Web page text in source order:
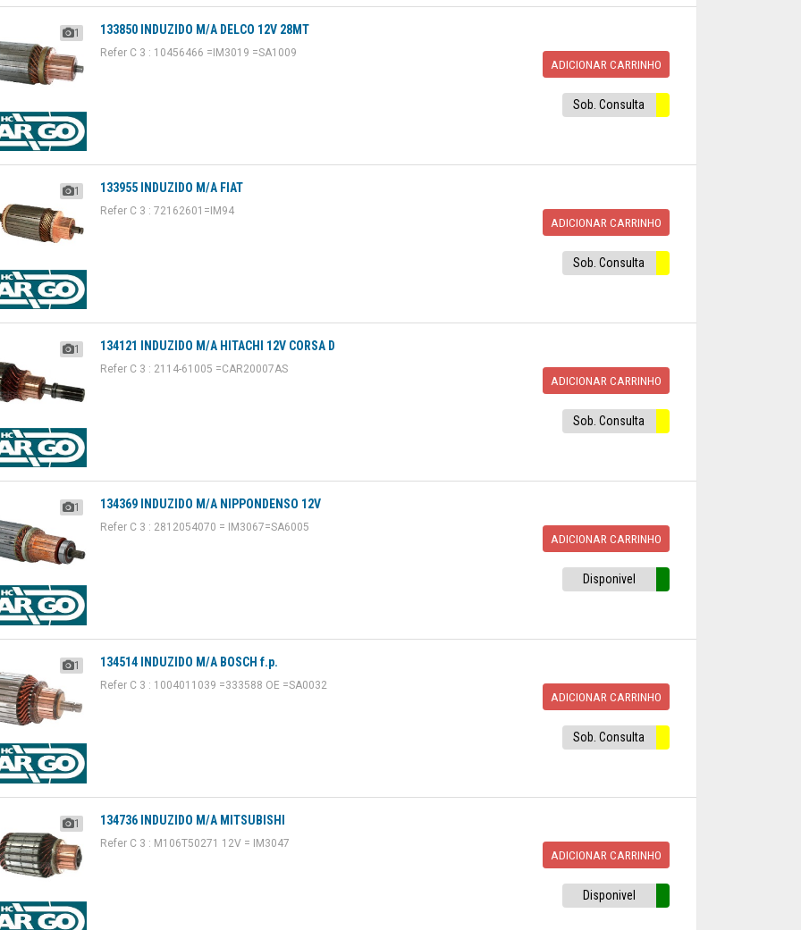
1 133850 INDUZIDO M/A DELCO 12V 28MT
Refer C 3 : 10456466 =IM3019 =SA1009
ADICIONAR CARRINHO
Sob. Consulta
1 133955 INDUZIDO M/A FIAT
Refer C 3 : 72162601=IM94
ADICIONAR CARRINHO
Sob. Consulta
1 134121 INDUZIDO M/A HITACHI 12V CORSA D
Refer C 3 : 2114-61005 =CAR20007AS
ADICIONAR CARRINHO
Sob. Consulta
1 134369 INDUZIDO M/A NIPPONDENSO 12V
Refer C 3 : 2812054070 = IM3067=SA6005
ADICIONAR CARRINHO
Disponivel
1 134514 INDUZIDO M/A BOSCH f.p.
Refer C 3 : 1004011039 =333588 OE =SA0032
ADICIONAR CARRINHO
Sob. Consulta
1 134736 INDUZIDO M/A MITSUBISHI
Refer C 3 : M106T50271 12V = IM3047
ADICIONAR CARRINHO
Disponivel